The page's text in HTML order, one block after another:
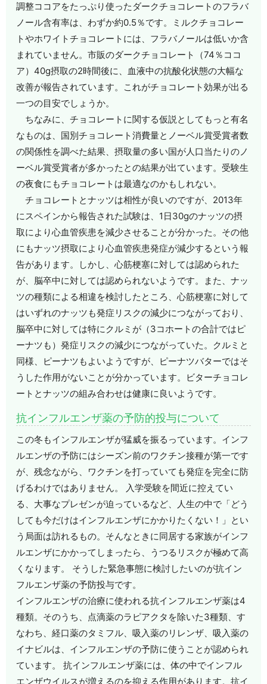
調整ココアをたっぷり使ったダークチョコレートのフラバ
ノール含有率は、わずか約0.5％です。ミルクチョコレー
トやホワイトチョコレートには、フラバノールは低いか含
まれていません。市販のダークチョコレート（74％ココ
ア）40g摂取の2時間後に、血液中の抗酸化状態の大幅な
改善が報告されています。これがチョコレート効果が出る
一つの目安でしょうか。
ちなみに、チョコレートに関する仮説としてもっと有名
なものは、国別チョコレート消費量とノーベル賞受賞者数
の関係性を調べた結果、摂取量の多い国が人口当たりのノ
ーベル賞受賞者が多かったとの結果が出ています。受験生
の夜食にもチョコレートは最適なのかもしれない。
チョコレートとナッツは相性が良いのですが、2013年
にスペインから報告された試験は、1日30gのナッツの摂
取により心血管疾患を減少させることが分かった。その他
にもナッツ摂取により心血管疾患発症が減少するという報
告があります。しかし、心筋梗塞に対しては認められた
が、脳卒中に対しては認められないようです。また、ナッ
ツの種類による相違を検討したところ、心筋梗塞に対して
はいずれのナッツも発症リスクの減少につながっており、
脳卒中に対しては特にクルミが（3コホートの合計ではピ
ーナツも）発症リスクの減少につながっていた。クルミと
同様、ピーナツもよいようですが、ピーナツバターではそ
うした作用がないことが分かっています。ビターチョコレ
ートとナッツの組み合わせは健康に良いようです。
抗インフルエンザ薬の予防的投与について
この冬もインフルエンザが猛威を振るっています。インフ
ルエンザの予防にはシーズン前のワクチン接種が第一です
が、残念ながら、ワクチンを打っていても発症を完全に防
げるわけではありません。 入学受験を間近に控えてい
る、大事なプレゼンが迫っているなど、人生の中で「どう
しても今だけはインフルエンザにかかりたくない！」とい
う局面は訪れるもの。そんなときに同居する家族がインフ
ルエンザにかかってしまったら、うつるリスクが極めて高
くなります。 そうした緊急事態に検討したいのが抗イン
フルエンザ薬の予防投与です。
インフルエンザの治療に使われる抗インフルエンザ薬は4
種類。そのうち、点滴薬のラピアクタを除いた3種類、す
なわち、経口薬のタミフル、吸入薬のリレンザ、吸入薬の
イナビルは、インフルエンザの予防に使うことが認められ
ています。 抗インフルエンザ薬には、体の中でインフル
エンザウイルスが増えるのを抑える作用があります。抗イ